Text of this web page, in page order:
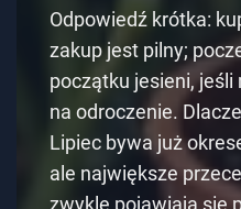
Odpowiedź krótka:
zakup jest pilny;
początku jesieni,
na odroczenie.
Lipiec bywa już
ale największe
zwykle pojawiają się